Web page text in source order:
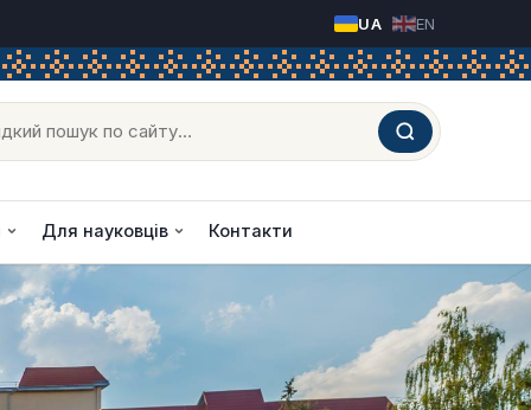
Оберіть свою мову
Для науковців Контакти